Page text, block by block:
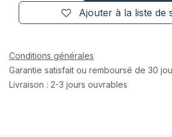
Ajouter à la liste de
Conditions générales
Garantie satisfait ou remboursé de 30
Livraison : 2-3 jours ouvrables